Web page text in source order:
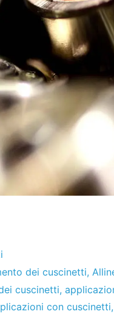
dei cuscinetti,
cuscinetti,
con cuscinetti,